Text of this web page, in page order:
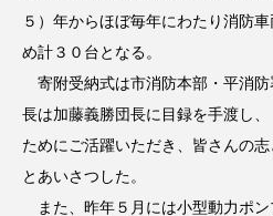
５）年からほぼ毎年にわたり消防
め計３０台となる。
寄附受納式は市消防本部・平消
長は加藤義勝団長に目録を手渡し
ためにご活躍いただき、皆さんの志
とあいさつした。
また、昨年５月には小型動力ポ